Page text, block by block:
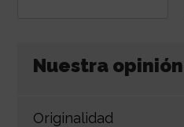
Nuestra
Originalidad